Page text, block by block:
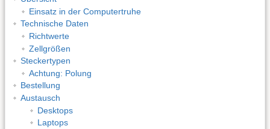
Einsatz in der Computertruhe
Technische Daten
Richtwerte
Zellgrößen
Steckertypen
Achtung: Polung
Bestellung
Austausch
Desktops
Laptops